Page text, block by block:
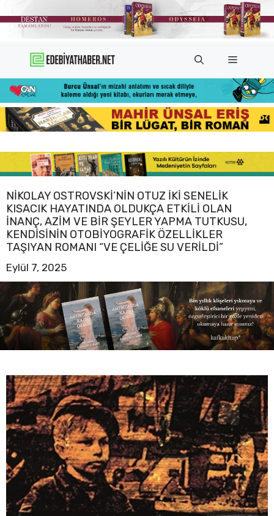
atla
Menü
NIKOLAY OSTROVSKI’NIN OTUZ IKI SENELIK
KISACIK HAYATINDA OLDUKÇA ETKILI OLAN
INANÇ, AZIM VE BIR ŞEYLER YAPMA TUTKUSU,
KENDISININ OTOBIYOGRAFIK ÖZELLIKLER
TAŞIYAN ROMANI “VE ÇELIĞE SU VERILDI”
Eylül 7, 2025